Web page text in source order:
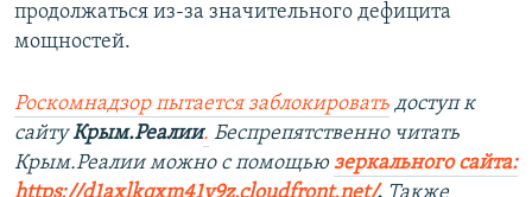
продолжаться из-за значительного дефицита
мощностей.
Роскомнадзор пытается заблокировать доступ к
сайтуКрым.Реалии. Беспрепятственно читать
Крым.Реалии можно с помощью зеркального сайта: